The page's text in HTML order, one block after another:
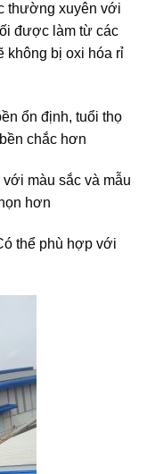
thường xuyên với
được làm từ các
không bị oxi hóa rỉ
ổn định, tuổi thọ
chắc hơn
màu sắc và mẫu
hơn
thể phù hợp với